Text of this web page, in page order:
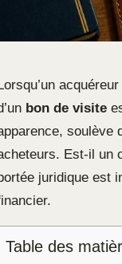
Lorsqu’un
bon de visite
soulève
Est-il un
juridique est
Table des